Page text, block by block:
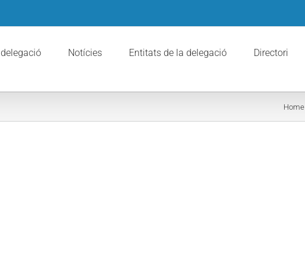
Notícies Entitats de la delegació Directori
Home